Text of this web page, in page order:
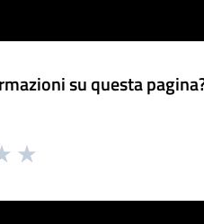
su questa